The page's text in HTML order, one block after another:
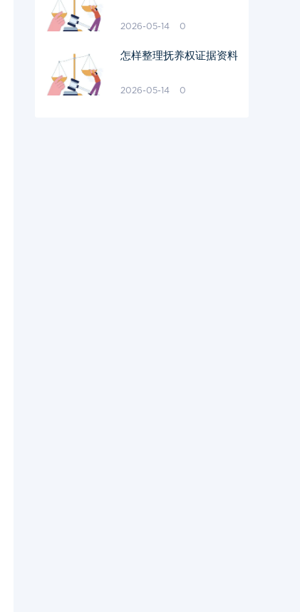
2026-05-14 0
怎样整理抚养权证据资料
2026-05-14 0